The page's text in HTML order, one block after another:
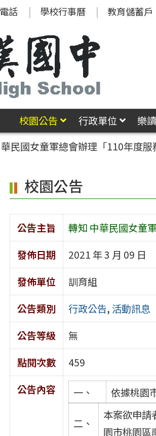
話 學校行事曆 教育儲蓄戶
校園公告 行政單位 樂
民國女童軍總會辦理「110年度
校園公告
公告主旨
轉知 中華民國女童
發佈日期
2021 年 3 月 09 日
發佈單位
訓育組
公告類別
行政公告, 活動訊息
公告等級
無
點閱次數
459
公告內容
一、 依據桃園
二、
本案欲申請
園市桃園區